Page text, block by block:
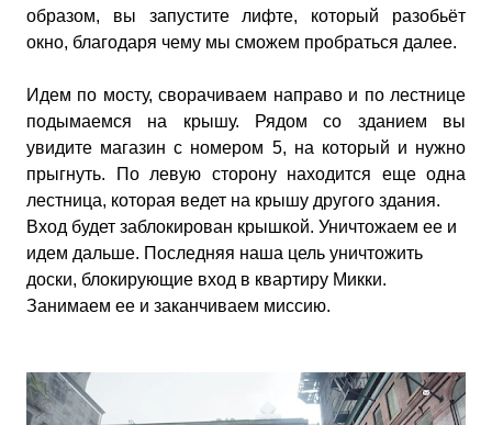
образом, вы запустите лифте, который разобьёт
окно, благодаря чему мы сможем пробраться далее.
Идем по мосту, сворачиваем направо и по лестнице
подымаемся на крышу. Рядом со зданием вы
увидите магазин с номером 5, на который и нужно
прыгнуть. По левую сторону находится еще одна
лестница, которая ведет на крышу другого здания.
Вход будет заблокирован крышкой. Уничтожаем ее и
идем дальше. Последняя наша цель уничтожить
доски, блокирующие вход в квартиру Микки.
Занимаем ее и заканчиваем миссию.